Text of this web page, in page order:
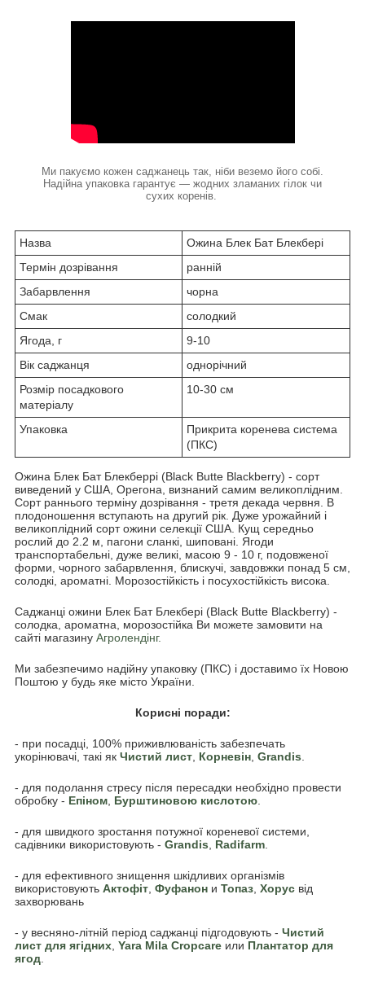
Ми пакуємо кожен саджанець так, ніби веземо його собі.
Надійна упаковка гарантує — жодних зламаних гілок чи
сухих коренів.
Назва
Ожина Блек Бат Блекбері
Термін дозрівання
ранній
Забарвлення
чорна
Смак
солодкий
Ягода, г
9-10
Вік саджанця
однорічний
Розмір посадкового
матеріалу
10-30 см
Упаковка
Прикрита коренева система
(ПКС)
Ожина Блек Бат Блекберрі (Black Butte Blackberry) - сорт
виведений у США, Орегона, визнаний самим великоплідним.
Сорт раннього терміну дозрівання - третя декада червня. В
плодоношення вступають на другий рік. Дуже урожайний і
великоплідний сорт ожини селекції США. Кущ середньо
рослий до 2.2 м, пагони сланкі, шиповані. Ягоди
транспортабельні, дуже великі, масою 9 - 10 г, подовженої
форми, чорного забарвлення, блискучі, завдовжки понад 5 см,
солодкі, ароматні. Морозостійкість і посухостійкість висока.
Саджанці ожини Блек Бат Блекбері (Black Butte Blackberry) -
солодка, ароматна, морозостійка Ви можете замовити на
сайті магазину Агролендінг.
Ми забезпечимо надійну упаковку (ПКС) і доставимо їх Новою
Поштою у будь яке місто України.
Корисні поради:
- при посадці, 100% приживлюваність забезпечать
укорінювачі, такі як Чистий лист Корневін Grandis
- для подолання стресу після пересадки необхідно провести
обробку - Епіном Бурштиновою кислотою
- для швидкого зростання потужної кореневої системи,
садівники використовують - Grandis Radifarm
- для ефективного знищення шкідливих організмів
використовують Актофіт Фуфанон и Топаз Хорус від
захворювань
- у весняно-літній період саджанці підгодовують - Чистий
лист для ягідних Yara Mila Cropcare или Плантатор для
ягод